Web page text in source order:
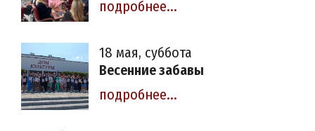
подробнее...
18 мая, суббота
Весенние забавы
подробнее...